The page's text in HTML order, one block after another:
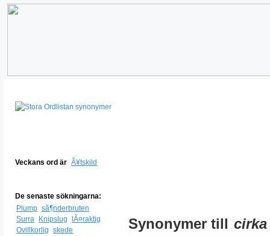
Veckans ord är Ã¥tskild
De senaste sökningarna:
Plump sã¶nderbruten
Surra
Knipslug
lÃ¤raktig
Ovillkorlig skede
Synonymer till cirka